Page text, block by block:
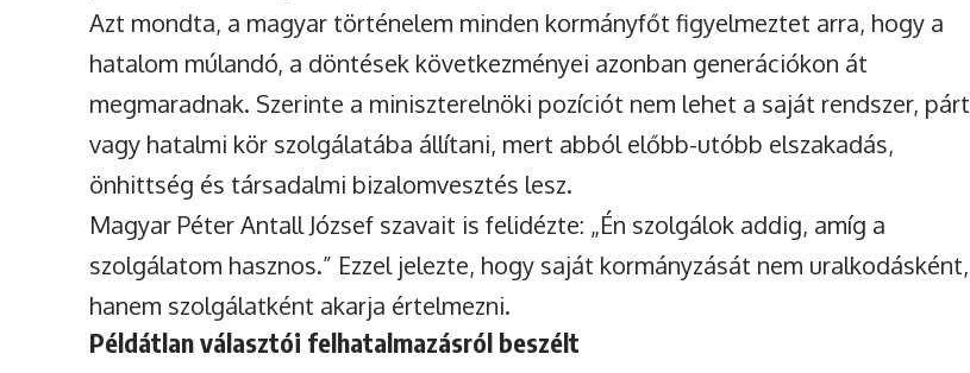
Azt mondta, a magyar történelem minden kormányfőt figyelmeztet arra, hogy a
hatalom múlandó, a döntések következményei azonban generációkon át
megmaradnak. Szerinte a miniszterelnöki pozíciót nem lehet a saját rendszer, párt
vagy hatalmi kör szolgálatába állítani, mert abból előbb-utóbb elszakadás,
önhittség és társadalmi bizalomvesztés lesz.
Magyar Péter Antall József szavait is felidézte: „Én szolgálok addig, amíg a
szolgálatom hasznos.” Ezzel jelezte, hogy saját kormányzását nem uralkodásként,
hanem szolgálatként akarja értelmezni.
Példátlan választói felhatalmazásról beszélt